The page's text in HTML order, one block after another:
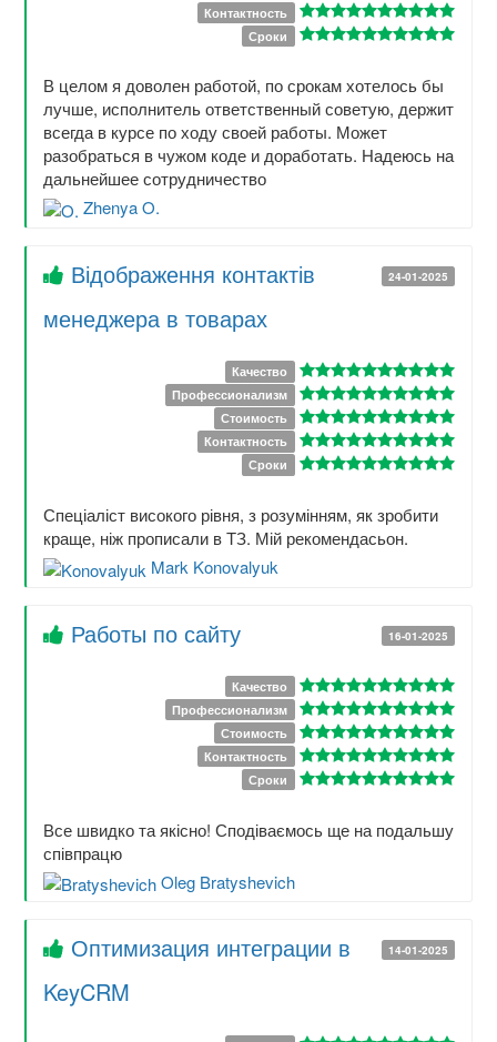
Контактность
Сроки
В целом я доволен работой, по срокам хотелось бы
лучше, исполнитель ответственный советую, держит
всегда в курсе по ходу своей работы. Может
разобраться в чужом коде и доработать. Надеюсь на
дальнейшее сотрудничество
Zhenya O.
24-01-2025
Відображення контактів
менеджера в товарах
Качество
Профессионализм
Стоимость
Контактность
Сроки
Спеціаліст високого рівня, з розумінням, як зробити
краще, ніж прописали в ТЗ. Мій рекомендасьон.
Mark Konovalyuk
16-01-2025
Работы по сайту
Качество
Профессионализм
Стоимость
Контактность
Сроки
Все швидко та якісно! Сподіваємось ще на подальшу
співпрацю
Oleg Bratyshevich
14-01-2025
Оптимизация интеграции в
KeyCRM